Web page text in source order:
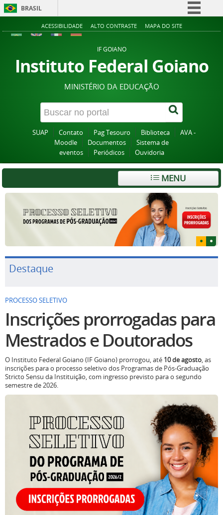
BRASIL
Simplifique!
Acesso à informação
Legislação
Canais
ACESSIBILIDADE ALTO CONTRASTE MAPA DO SITE
IF GOIANO
Instituto Federal Goiano
MINISTÉRIO DA EDUCAÇÃO
SUAP Contato Pag Tesouro Biblioteca
AVA -
Moodle
Documentos
Sistema de
eventos
Periódicos Ouvidoria
MENU
Destaque
PROCESSO SELETIVO
Inscrições prorrogadas para
Mestrados e Doutorados
O Instituto Federal Goiano (IF Goiano) prorrogou, até 10 de agosto, as
inscrições para o processo seletivo dos Programas de Pós-Graduação
Stricto Sensu da Instituição, com ingresso previsto para o segundo
semestre de 2026.